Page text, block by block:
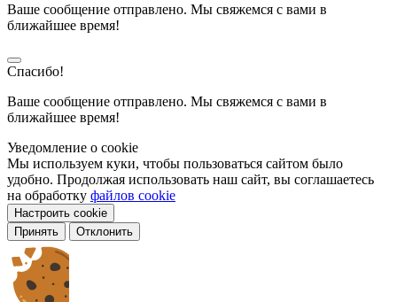
Ваше сообщение отправлено. Мы свяжемся с вами в
ближайшее время!
Спасибо!
Ваше сообщение отправлено. Мы свяжемся с вами в
ближайшее время!
Уведомление о cookie
Мы используем куки, чтобы пользоваться сайтом было
удобно. Продолжая использовать наш сайт, вы соглашаетесь
на обработку файлов cookie
Настроить cookie
Принять
Отклонить